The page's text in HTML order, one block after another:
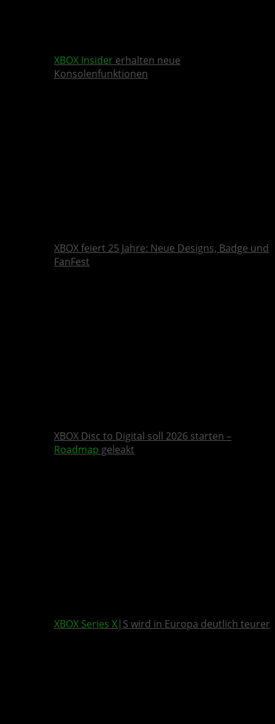
XBOX Insider erhalten neue
Konsolenfunktionen
XBOX feiert 25 Jahre: Neue Designs, Badge und
FanFest
XBOX Disc to Digital soll 2026 starten –
Roadmap geleakt
XBOX Series X|S wird in Europa deutlich teurer